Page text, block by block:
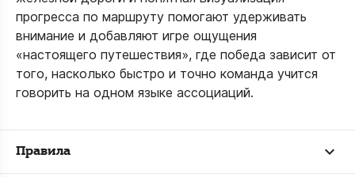
прогресса по маршруту помогают удерживать
внимание и добавляют игре ощущения
«настоящего путешествия», где победа зависит от
того, насколько быстро и точно команда учится
говорить на одном языке ассоциаций.
Правила